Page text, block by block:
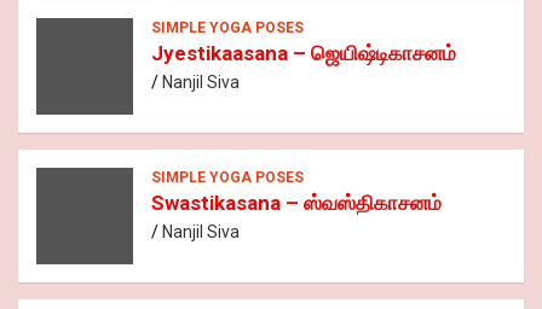
SIMPLE YOGA POSES
Jyestikaasana – ஜெயிஷ்டிகாசனம்
Nanjil Siva
SIMPLE YOGA POSES
Swastikasana – ஸ்வஸ்திகாசனம்
Nanjil Siva